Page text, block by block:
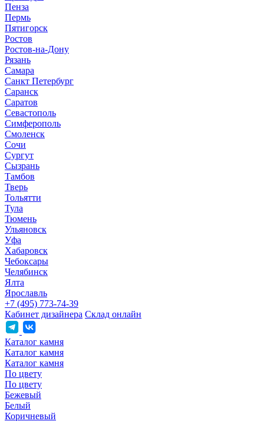
Пенза
Пермь
Пятигорск
Ростов
Ростов-на-Дону
Рязань
Самара
Санкт Петербург
Саранск
Саратов
Севастополь
Симферополь
Смоленск
Сочи
Сургут
Сызрань
Тамбов
Тверь
Тольятти
Тула
Тюмень
Ульяновск
Уфа
Хабаровск
Чебоксары
Челябинск
Ялта
Ярославль
+7 (495) 773-74-39
Кабинет дизайнера Склад онлайн
Каталог камня
Каталог камня
Каталог камня
По цвету
По цвету
Бежевый
Белый
Коричневый